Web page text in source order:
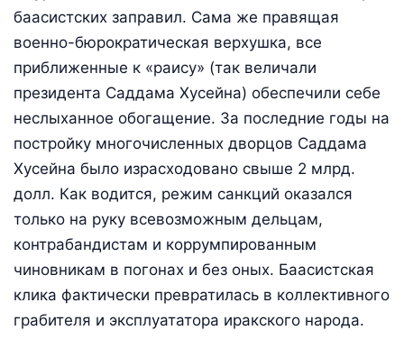
баасистских заправил. Сама же правящая
военно-бюрократическая верхушка, все
приближенные к «раису» (так величали
президента Саддама Хусейна) обеспечили себе
неслыханное обогащение. За последние годы на
постройку многочисленных дворцов Саддама
Хусейна было израсходовано свыше 2 млрд.
долл. Как водится, режим санкций оказался
только на руку всевозможным дельцам,
контрабандистам и коррумпированным
чиновникам в погонах и без оных. Баасистская
клика фактически превратилась в коллективного
грабителя и эксплуататора иракского народа.